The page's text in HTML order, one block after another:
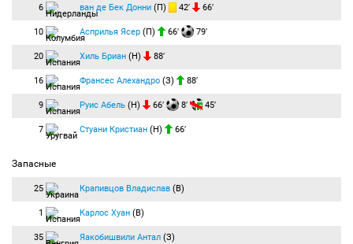
6 ван де Бек Донни (П) 42′ 66′
10 Асприлья Ясер (П) 66′ 79′
20 Хиль Бриан (Н) 88′
16 Франсес Алехандро (З) 88′
9 Руис Абель (Н) 66′ 8′ 45′
7 Стуани Кристиан (Н) 66′
Запасные
25 Крапивцов Владислав (В)
1 Карлос Хуан (В)
35 Яакобишвили Антал (З)